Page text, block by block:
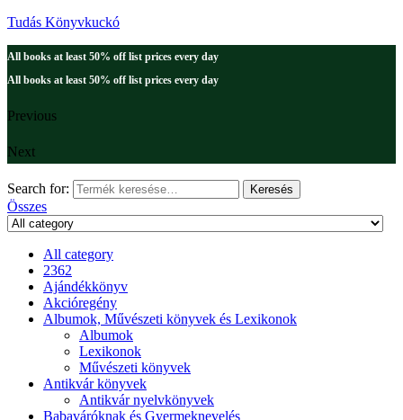
Tudás Könyvkuckó
All books at least 50% off list prices every day
All books at least 50% off list prices every day
Previous
Next
Search for: Keresés
Összes
All category
2362
Ajándékkönyv
Akcióregény
Albumok, Művészeti könyvek és Lexikonok
Albumok
Lexikonok
Művészeti könyvek
Antikvár könyvek
Antikvár nyelvkönyvek
Babaváróknak és Gyermeknevelés